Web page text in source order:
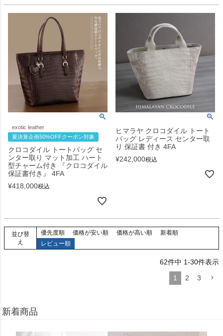
exotic leather
夏決算企画50%OFFクーポン対象
クロコダイル トートバッグ セ
ンター取り マット加工 ハート
型チャーム付き 『クロコダイル
保証書付き』 4FA
¥418,000税込
ヒマラヤ クロコダイル トート
バッグ レディース センター取
り 保証書 付き 4FA
¥242,000税込
並び替
え
優先度順 価格が安い順 価格が高い順
新着順
レビュー順
62件中 1-30件表示
1
2 3
新着商品